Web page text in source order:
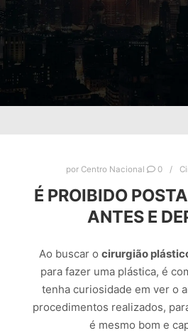
por Centro Nacional 0
É PROIBIDO
ANTES E
Ao buscar o cirurgião
para fazer uma plástica, é
tenha curiosidade em ver o
procedimentos realizados,
é mesmo bom e